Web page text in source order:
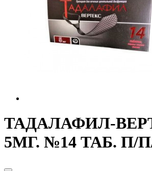
ТАДАЛАФИЛ-
5МГ. №14 ТАБ. П/